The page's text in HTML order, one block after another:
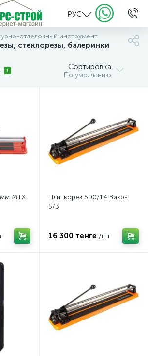
РУС
отделочный инструмент
стеклорезы, балеринки
1 Сортировка
По умолчанию
MTX
Плиткорез 500/14 Вихрь
5/3
16 300 тенге /шт